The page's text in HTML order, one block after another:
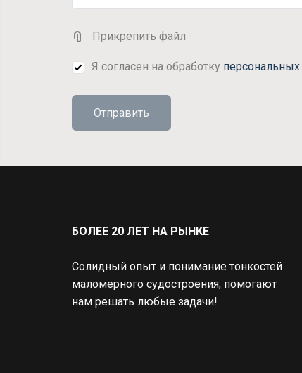
Прикрепить файл
Я согласен на обработку
Отправить
БОЛЕЕ 20 ЛЕТ НА РЫНКЕ
Солидный опыт и понимание тонкостей
маломерного судостроения, помогают
нам решать любые задачи!